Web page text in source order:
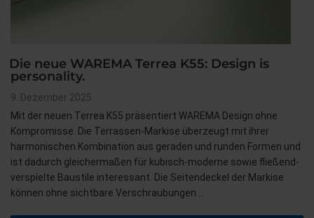
Die neue WAREMA Terrea K55: Design is
personality.
Veröffentlicht
am
9. Dezember 2025
Mit der neuen Terrea K55 präsentiert WAREMA Design ohne
Kompromisse. Die Terrassen-Markise überzeugt mit ihrer
harmonischen Kombination aus geraden und runden Formen und
ist dadurch gleichermaßen für kubisch-moderne sowie fließend-
verspielte Baustile interessant. Die Seitendeckel der Markise
können ohne sichtbare Verschraubungen …